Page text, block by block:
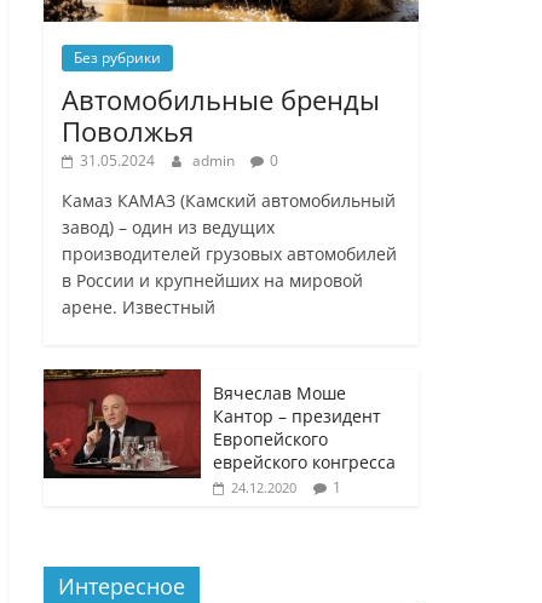
Без рубрики
Автомобильные бренды
Поволжья
31.05.2024 admin 0
Камаз КАМАЗ (Камский автомобильный
завод) – один из ведущих
производителей грузовых автомобилей
в России и крупнейших на мировой
арене. Известный
Вячеслав Моше
Кантор – президент
Европейского
еврейского конгресса
24.12.2020 1
Интересное